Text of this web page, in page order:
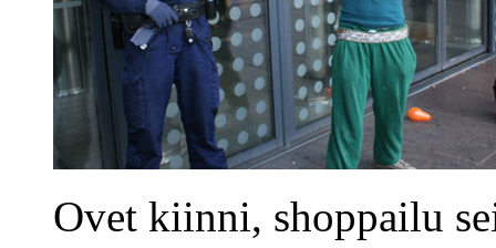
Ovet kiinni, shoppailu